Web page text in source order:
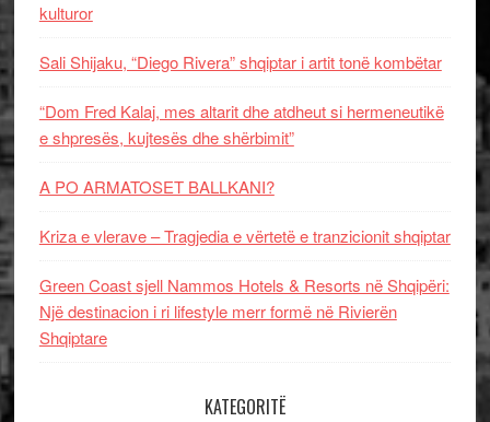
kulturor
Sali Shijaku, “Diego Rivera” shqiptar i artit tonë kombëtar
“Dom Fred Kalaj, mes altarit dhe atdheut si hermeneutikë
e shpresës, kujtesës dhe shërbimit”
A PO ARMATOSET BALLKANI?
Kriza e vlerave – Tragjedia e vërtetë e tranzicionit shqiptar
Green Coast sjell Nammos Hotels & Resorts në Shqipëri:
Një destinacion i ri lifestyle merr formë në Rivierën
Shqiptare
KATEGORITË